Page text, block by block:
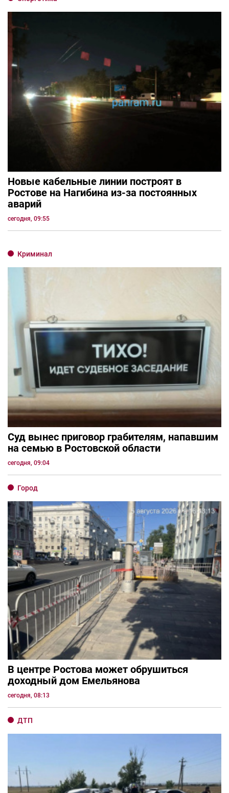
Новые кабельные линии построят в
Ростове на Нагибина из-за постоянных
аварий
сегодня, 09:55
Криминал
Суд вынес приговор грабителям, напавшим
на семью в Ростовской области
сегодня, 09:04
Город
В центре Ростова может обрушиться
доходный дом Емельянова
сегодня, 08:13
ДТП